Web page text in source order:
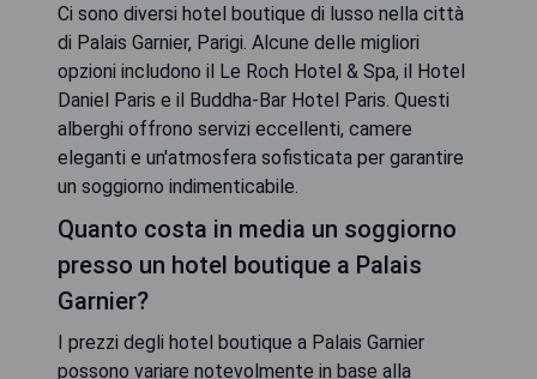
Ci sono diversi hotel boutique di lusso nella città
di Palais Garnier, Parigi. Alcune delle migliori
opzioni includono il Le Roch Hotel & Spa, il Hotel
Daniel Paris e il Buddha-Bar Hotel Paris. Questi
alberghi offrono servizi eccellenti, camere
eleganti e un'atmosfera sofisticata per garantire
un soggiorno indimenticabile.
Quanto costa in media un soggiorno
presso un hotel boutique a Palais
Garnier?
I prezzi degli hotel boutique a Palais Garnier
possono variare notevolmente in base alla